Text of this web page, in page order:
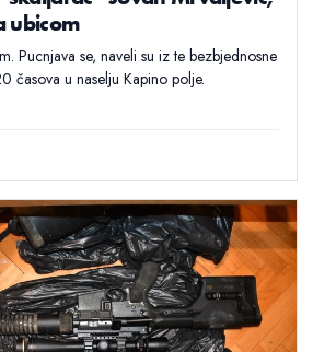
ubicom
Pucnjava se, naveli su iz te bezbjednosne
časova u naselju Kapino polje.